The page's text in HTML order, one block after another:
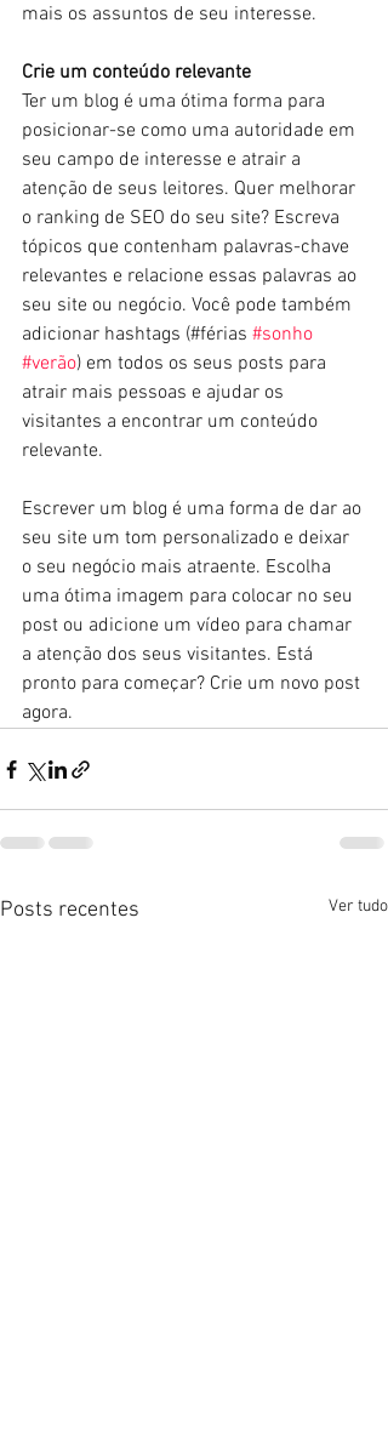
mais os assuntos de seu interesse.
Crie um conteúdo relevante
Ter um blog é uma ótima forma para
posicionar-se como uma autoridade em
seu campo de interesse e atrair a
atenção de seus leitores. Quer melhorar
o ranking de SEO do seu site? Escreva
tópicos que contenham palavras-chave
relevantes e relacione essas palavras ao
seu site ou negócio. Você pode também
adicionar hashtags (#férias #sonho
#verão) em todos os seus posts para
atrair mais pessoas e ajudar os
visitantes a encontrar um conteúdo
relevante.
Escrever um blog é uma forma de dar ao
seu site um tom personalizado e deixar
o seu negócio mais atraente. Escolha
uma ótima imagem para colocar no seu
post ou adicione um vídeo para chamar
a atenção dos seus visitantes. Está
pronto para começar? Crie um novo post
agora.
Posts recentes Ver tudo